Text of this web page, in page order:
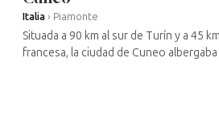
Italia › Piamonte
Situada a 90 km al sur de Turín y a 45
francesa, la ciudad de Cuneo